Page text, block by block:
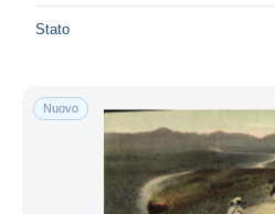
Stato
Nuovo